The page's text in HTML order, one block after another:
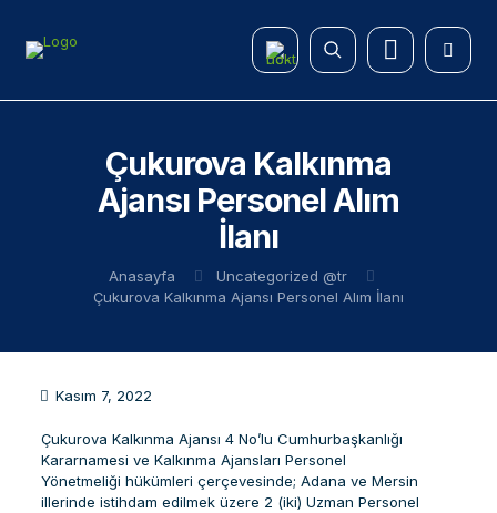
Çukurova Kalkınma
Ajansı Personel Alım
İlanı
Anasayfa
Uncategorized @tr
Çukurova Kalkınma Ajansı Personel Alım İlanı
Kasım 7, 2022
Çukurova Kalkınma Ajansı 4 No’lu Cumhurbaşkanlığı
Kararnamesi ve Kalkınma Ajansları Personel
Yönetmeliği hükümleri çerçevesinde; Adana ve Mersin
illerinde istihdam edilmek üzere 2 (iki) Uzman Personel